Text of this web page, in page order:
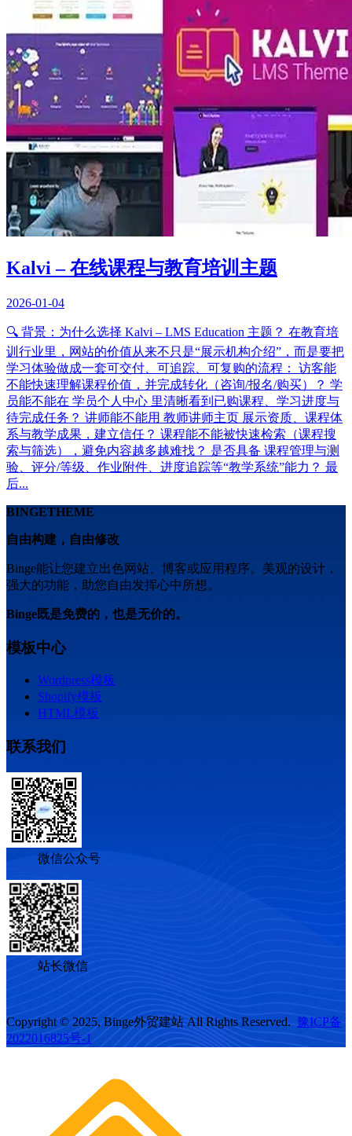
Kalvi – 在线课程与教育培训主题
2026-01-04
🔍 背景：为什么选择 Kalvi – LMS Education 主题？ 在教育培
训行业里，网站的价值从来不只是“展示机构介绍”，而是要把
学习体验做成一套可交付、可追踪、可复购的流程： 访客能
不能快速理解课程价值，并完成转化（咨询/报名/购买）？ 学
员能不能在 学员个人中心 里清晰看到已购课程、学习进度与
待完成任务？ 讲师能不能用 教师讲师主页 展示资质、课程体
系与教学成果，建立信任？ 课程能不能被快速检索（课程搜
索与筛选），避免内容越多越难找？ 是否具备 课程管理与测
验、评分/等级、作业附件、进度追踪等“教学系统”能力？ 最
后...
BINGETHEME
自由构建，自由修改
Binge能让您建立出色网站、博客或应用程序。美观的设计，
强大的功能，助您自由发挥心中所想。
Binge既是免费的，也是无价的。
模板中心
Wordpress模板
Shopify模板
HTML模板
联系我们
微信公众号
站长微信
Copyright © 2025, Binge外贸建站 All Rights Reserved. 豫ICP备
2022016825号-1